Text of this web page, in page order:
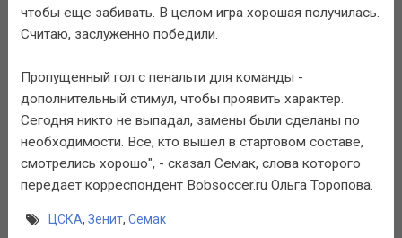
чтобы еще забивать. В целом игра хорошая получилась.
Считаю, заслуженно победили.
Пропущенный гол с пенальти для команды -
дополнительный стимул, чтобы проявить характер.
Сегодня никто не выпадал, замены были сделаны по
необходимости. Все, кто вышел в стартовом составе,
смотрелись хорошо", - сказал Семак, слова которого
передает корреспондент Bobsoccer.ru Ольга Торопова.
ЦСКА, Зенит, Семак